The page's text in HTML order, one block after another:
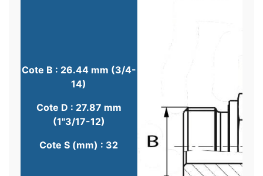
Cote B : 26.44 mm (3/4-
14)
Cote D : 27.87 mm
(1"3/17-12)
Cote S (mm) : 32